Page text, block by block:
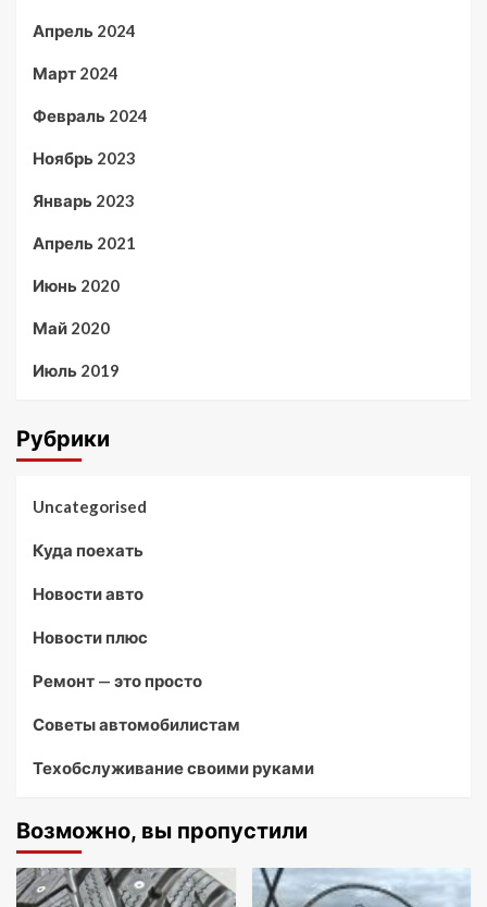
Апрель 2024
Март 2024
Февраль 2024
Ноябрь 2023
Январь 2023
Апрель 2021
Июнь 2020
Май 2020
Июль 2019
Рубрики
Uncategorised
Куда поехать
Новости авто
Новости плюс
Ремонт — это просто
Советы автомобилистам
Техобслуживание своими руками
Возможно, вы пропустили